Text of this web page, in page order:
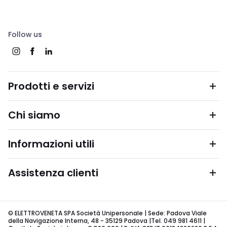
Follow us
Prodotti e servizi
Chi siamo
Informazioni utili
Assistenza clienti
© ELETTROVENETA SPA Società Unipersonale | Sede: Padova Viale
della Navigazione Interna, 48 - 35129 Padova |Tel. 049 981 4611 |